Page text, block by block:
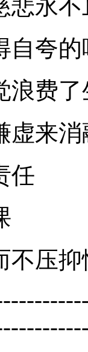
永不
夸的
费了
来消
任
压抑